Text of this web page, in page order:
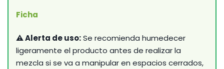
Ficha
⚠️ Alerta de uso:Se recomienda humedecer
ligeramente el producto antes de realizar la
mezcla si se va a manipular en espacios cerrados,